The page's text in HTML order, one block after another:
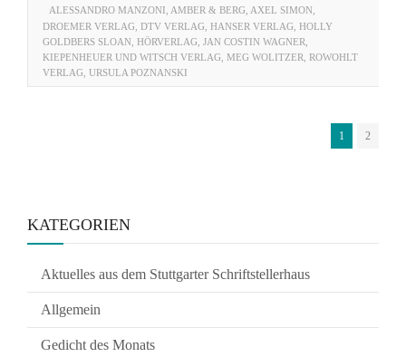
ALESSANDRO MANZONI AMBER & BERG AXEL SIMON
DROEMER VERLAG DTV VERLAG HANSER VERLAG HOLLY
GOLDBERS SLOAN HÖRVERLAG JAN COSTIN WAGNER
KIEPENHEUER UND WITSCH VERLAG MEG WOLITZER ROWOHLT
VERLAG URSULA POZNANSKI
1 2
KATEGORIEN
Aktuelles aus dem Stuttgarter Schriftstellerhaus
Allgemein
Gedicht des Monats